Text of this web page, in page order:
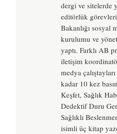
dergi ve sitelerde
editörlük
Bakanlığı sosyal
kurulumu ve
yaptı. Farklı AB
iletişim
medya
kadar 10 kez
Keşfet, Sağlık
Dedektif Duru
Sağlıklı
isimli üç kitap